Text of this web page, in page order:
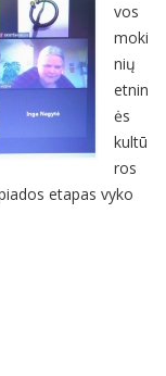
vos
moki
nių
etnin
ės
kultū
ros
etapas vyko